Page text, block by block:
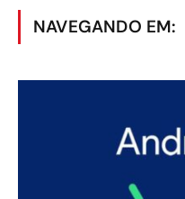
NAVEGANDO EM: